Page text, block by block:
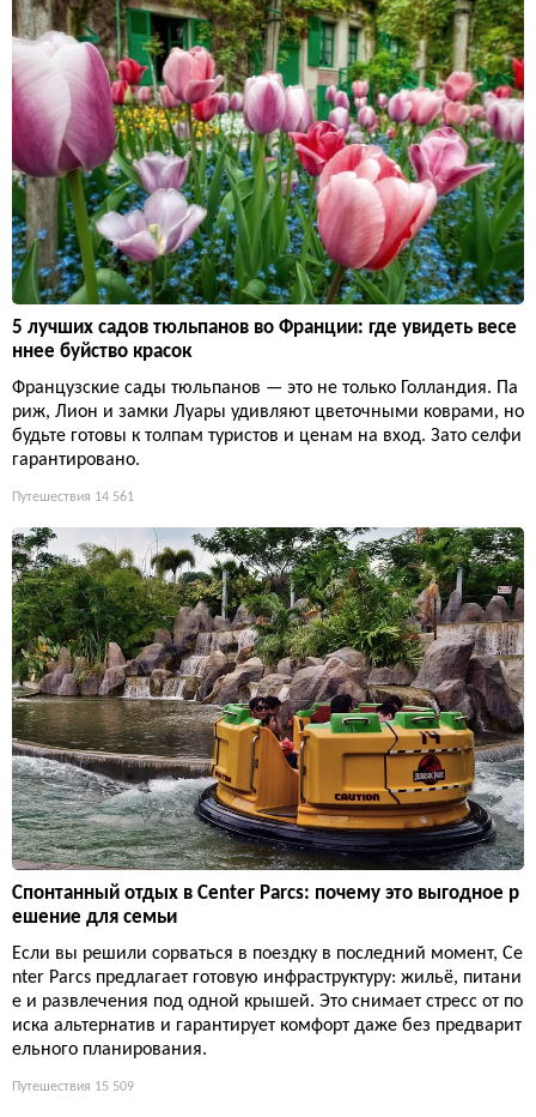
5 лучших садов тюльпанов во Франции: где увидеть весе
ннее буйство красок
Французские сады тюльпанов — это не только Голландия. Па
риж, Лион и замки Луары удивляют цветочными коврами, но
будьте готовы к толпам туристов и ценам на вход. Зато селфи
гарантировано.
Путешествия 14 561
Спонтанный отдых в Center Parcs: почему это выгодное р
ешение для семьи
Если вы решили сорваться в поездку в последний момент, Ce
nter Parcs предлагает готовую инфраструктуру: жильё, питани
е и развлечения под одной крышей. Это снимает стресс от по
иска альтернатив и гарантирует комфорт даже без предварит
ельного планирования.
Путешествия 15 509